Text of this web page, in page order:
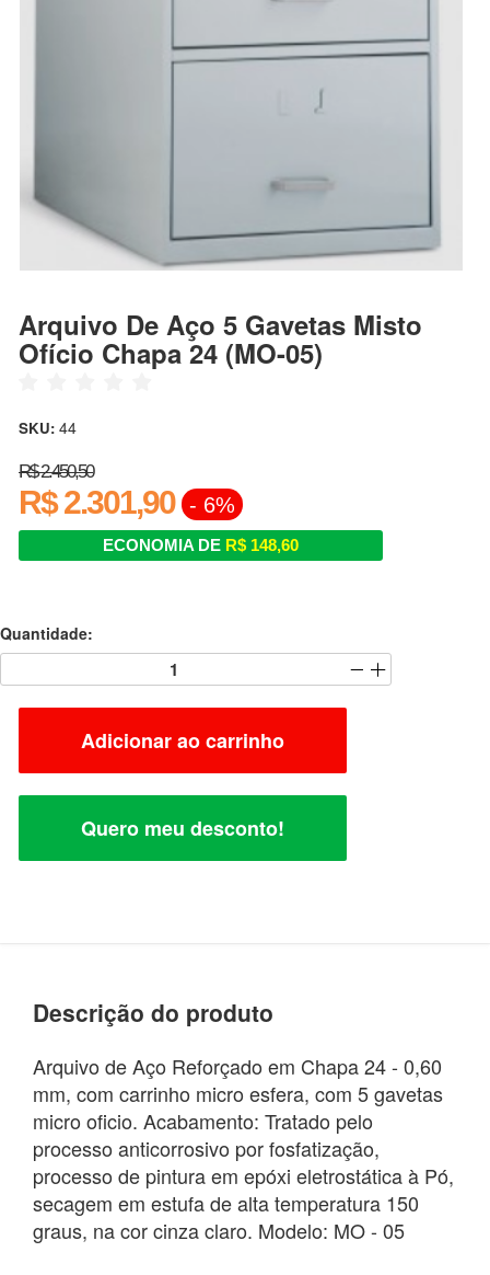
Arquivo De Aço 5 Gavetas Misto
Ofício Chapa 24 (MO-05)
SKU: 44
R$ 2.450,50
R$ 2.301,90 - 6%
ECONOMIA DE R$ 148,60
Quantidade:
Adicionar ao carrinho
Quero meu desconto!
Descrição do produto
Arquivo de Aço Reforçado em Chapa 24 - 0,60
mm, com carrinho micro esfera, com 5 gavetas
micro oficio. Acabamento: Tratado pelo
processo anticorrosivo por fosfatização,
processo de pintura em epóxi eletrostática à Pó,
secagem em estufa de alta temperatura 150
graus, na cor cinza claro. Modelo: MO - 05